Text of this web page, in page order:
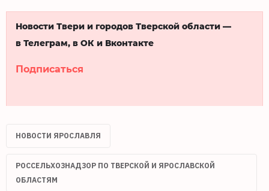
Новости Твери и городов Тверской области —
в Телеграм, в ОК и Вконтакте
Подписаться
НОВОСТИ ЯРОСЛАВЛЯ
РОССЕЛЬХОЗНАДЗОР ПО ТВЕРСКОЙ И ЯРОСЛАВСКОЙ
ОБЛАСТЯМ